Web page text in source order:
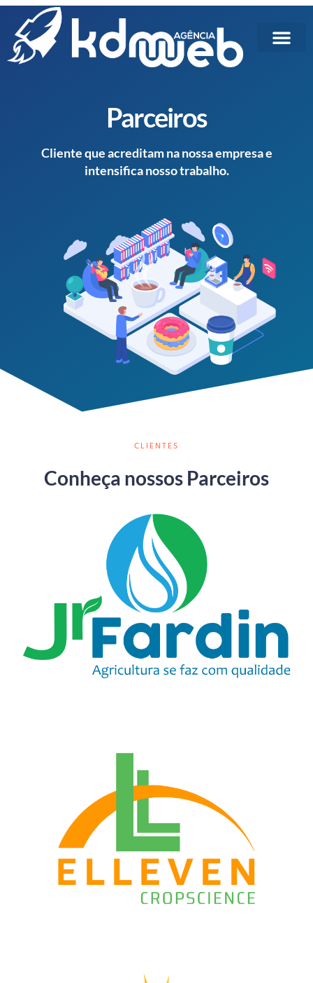
Parceiros
Cliente que acreditam na nossa empresa e
intensifica nosso trabalho.
CLIENTES
Conheça nossos Parceiros